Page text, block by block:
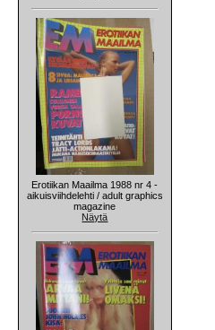
Erotiikan Maailma 1988 nr 4 -
aikuisviihdelehti / adult graphics
magazine
Näytä